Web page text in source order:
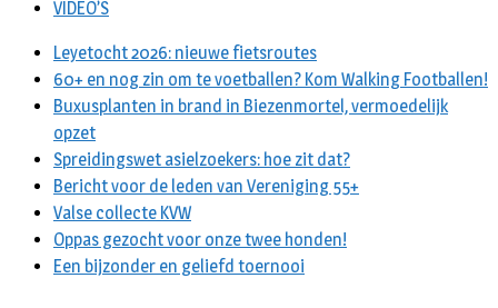
VIDEO’S
Leyetocht 2026: nieuwe fietsroutes
60+ en nog zin om te voetballen? Kom Walking Footballen!
Buxusplanten in brand in Biezenmortel, vermoedelijk
opzet
Spreidingswet asielzoekers: hoe zit dat?
Bericht voor de leden van Vereniging 55+
Valse collecte KVW
Oppas gezocht voor onze twee honden!
Een bijzonder en geliefd toernooi